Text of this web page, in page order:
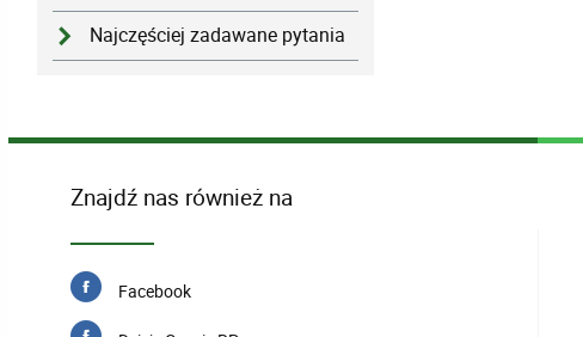
Najczęściej zadawane pytania
Znajdź nas również na
Facebook